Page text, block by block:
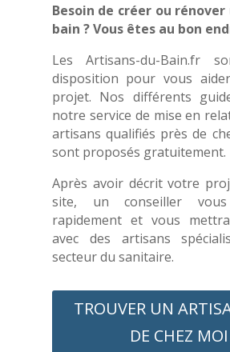
Besoin de créer ou rénover
bain ? Vous êtes au bon
Les Artisans-du-Bain.fr
disposition pour vous
projet. Nos différents
notre service de mise en
artisans qualifiés près de
sont proposés gratuitement.
Après avoir décrit votre
site, un conseiller vous
rapidement et vous
avec des artisans
secteur du sanitaire.
TROUVER UN
DE CHEZ MOI